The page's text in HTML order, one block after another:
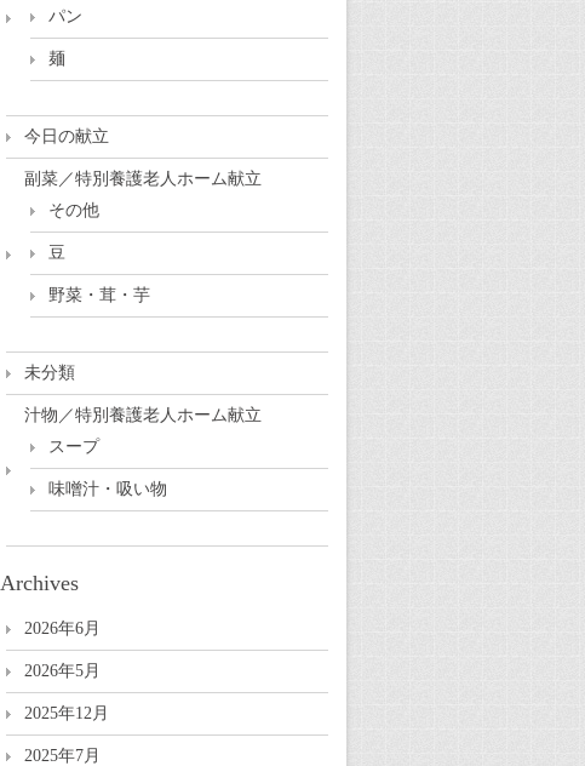
パン
麺
今日の献立
副菜／特別養護老人ホーム献立
その他
豆
野菜・茸・芋
未分類
汁物／特別養護老人ホーム献立
スープ
味噌汁・吸い物
Archives
2026年6月
2026年5月
2025年12月
2025年7月